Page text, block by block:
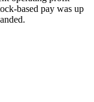
based pay was up